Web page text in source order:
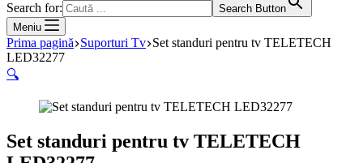
Search for:
Search Button
Meniu
Prima pagină Suporturi Tv Set standuri pentru tv TELETECH
LED32277
🔍
Set standuri pentru tv TELETECH